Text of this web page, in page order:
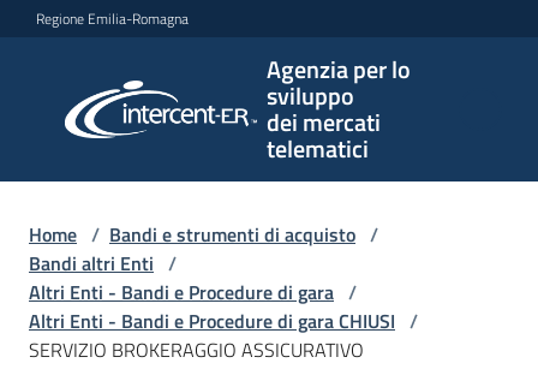
Vai al contenuto
Vai alla navigazione
Vai al footer
Regione Emilia-Romagna
Agenzia per lo
sviluppo
dei mercati
telematici
per lo
sviluppo
telematici
L'Agenzia
Home / Bandi e strumenti di acquisto /
Bandi altri Enti /
Altri Enti - Bandi e Procedure di gara /
Altri Enti - Bandi e Procedure di gara CHIUSI /
SERVIZIO BROKERAGGIO ASSICURATIVO